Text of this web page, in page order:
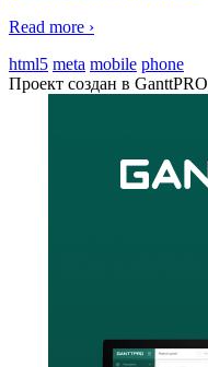
Read more ›
html5 meta mobile phone
Проект создан в GanttPRO